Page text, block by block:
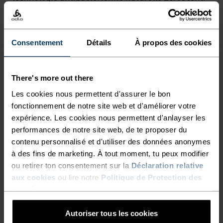
Consentement Détails À propos des cookies
There's more out there
Les cookies nous permettent d'assurer le bon
fonctionnement de notre site web et d'améliorer votre
expérience. Les cookies nous permettent d'anlayser les
performances de notre site web, de te proposer du
contenu personnalisé et d'utiliser des données anonymes
à des fins de marketing. À tout moment, tu peux modifier
ou retirer ton consentement sur la Déclaration relative
aux cookies ou lire notre Politique de Protection des
Autoriser tous les cookies
LÉGER ET TRÈS DOUX, IL EST
EFFICACE QUEL QUE SOIT LE
TEMPS ET ÉVITE LA
DÉPLAISANTES, GRÂCE À SA
TECHNOLOGIE
ANTIBACTÉRIENNE
NATURELLE ZEROSCENT. IL
ABSORBE LA SUEUR ET LA
TRANSFÈRE VERS
L’EXTÉRIEUR POUR SÉCHER
EN UN INSTANT. APPROPRIÉ
POUR TOUTES LES
Il absorbe la sueur et la transfère vers l’extérieur
pour sécher en un instant. Approprié pour toutes
les aventures, ce T-shirt technique très
confortable est coupé droit et se porte facilement,
légère et fonctionnelle, avec le T-shirt de
randonnée pour homme Cardada d’Odlo.
EN PARFAITE HARMONIE
Des vêtements confortables et polyvalents qui
t'accompagneront sur tous les sentiers.